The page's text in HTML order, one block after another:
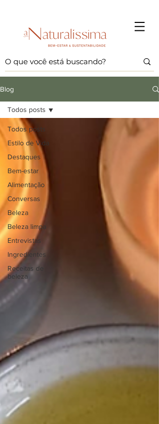
Blog
Todos posts
Estilo de Vida
Destaques
Bem-estar
Alimentação
Conversas
Beleza
Beleza limpa
Entrevistas
Ingredientes
Receitas de
beleza
Todos posts